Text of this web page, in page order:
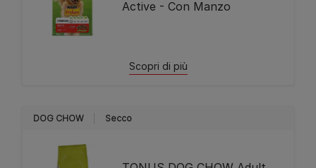
Active - Con Manzo
Scopri di più
DOG CHOW Secco